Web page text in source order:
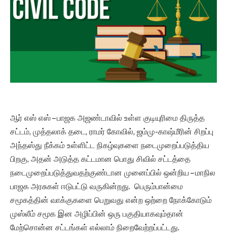
ஆர் எஸ் எஸ் – பாஜக அஜண்டாவில் உள்ள குடியுரிமை திருத்த
சட்டம், முத்தலாக் தடை, ராமர் கோவில், ஜம்மு-காஷ்மீரின் சிறப்பு
அந்தஸ்து நீக்கம் உள்ளிட்ட நிகழ்வுகளை நடைமுறைப்படுத்திய
பிறகு, அதன் அடுத்த கட்டமான பொது சிவில் சட்டத்தை
நடைமுறைப்படுத்துவதற்குண்டான முனைப்பில் ஒன்றிய – மாநில
பாஜக அரசுகள் ஈடுபட்டு வருகின்றது. பெரும்பான்மை
சமூகத்தின் வாக்குகளை பெறுவது என்ற ஒற்றை நோக்கோடும்
முஸ்லீம் சமூக இன அழிப்பின் ஒரு பகுதியாகவும்தான்
மேற்சொன்ன சட்டங்கள் எல்லாம் நிறைவேற்றப்பட்டது.